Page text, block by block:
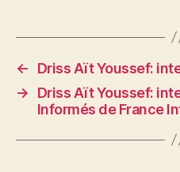
←
Driss Aït Youssef:
→
Driss Aït Youssef:
Informés de France